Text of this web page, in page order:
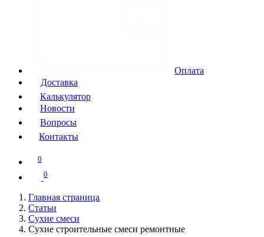
Оплата
Доставка
Калькулятор
Новости
Вопросы
Контакты
0
0
Главная страница
Статьи
Сухие смеси
Сухие строительные смеси ремонтные